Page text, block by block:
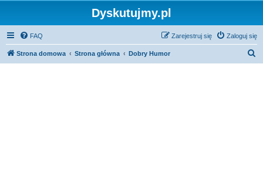
Dyskutujmy.pl
FAQ Zaloguj się
Zarejestruj się
Strona domowa Strona główna Dobry Humor